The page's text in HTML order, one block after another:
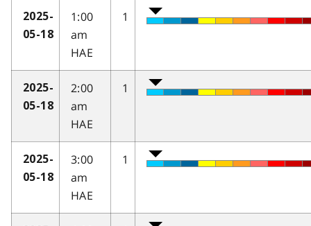
2025-
05-18
1:00
am
HAE
1
2025-
05-18
2:00
am
HAE
1
2025-
05-18
3:00
am
HAE
1